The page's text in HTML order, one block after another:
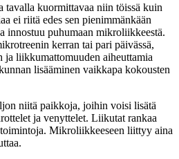
kuormittavaa niin töissä kuin
ei riitä edes sen pienimmänkään
innostuu puhumaan mikroliikkeestä.
kerran tai pari päivässä,
ja liikkumattomuuden aiheuttamia
lisääminen vaikkapa kokousten
niitä paikkoja, joihin voisi lisätä
ja venyttelet. Liikutat rankaa
Mikroliikkeeseen liittyy aina